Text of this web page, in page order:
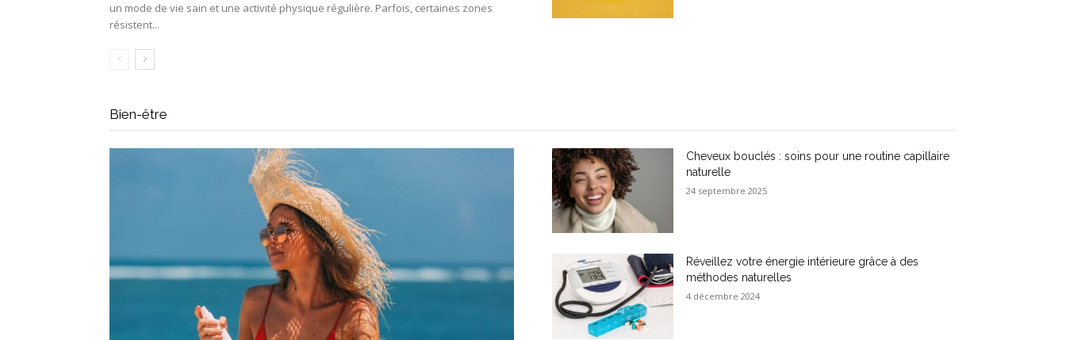
un mode de vie sain et une activité physique régulière. Parfois, certaines zones
résistent...
Bien-être
Cheveux bouclés : soins pour une routine capillaire
naturelle
24 septembre 2025
Réveillez votre énergie intérieure grâce à des
méthodes naturelles
4 décembre 2024